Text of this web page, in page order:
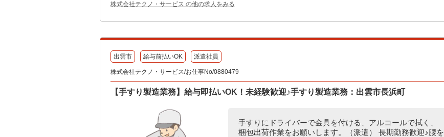
株式会社テクノ・サービス の他の求人をみる
出雲市 給与前払いOK 派遣社員
株式会社テクノ・サービス/お仕事No/0880479
【手すり製造業務】給与即払いOK！未経験歓迎♪手すり製造業務：出雲市長浜町
手すりにドライバーで金具を付ける、アルコールで拭く、
梱包出荷作業をお願いします。（派遣） 長期勤務歓迎♪腰を